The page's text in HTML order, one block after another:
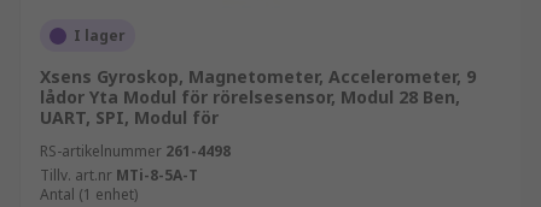
I lager
Xsens Gyroskop, Magnetometer, Accelerometer, 9
lådor Yta Modul för rörelsesensor, Modul 28 Ben,
UART, SPI, Modul för
RS-artikelnummer 261-4498
Tillv. art.nr MTi-8-5A-T
Antal (1 enhet)